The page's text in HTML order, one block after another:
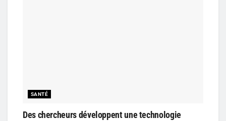
SANTÉ
Des chercheurs développent une technologie